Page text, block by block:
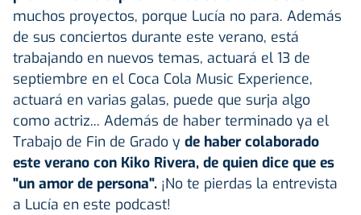
muchos proyectos, porque Lucía no para. Además
de sus conciertos durante este verano, está
trabajando en nuevos temas, actuará el 13 de
septiembre en el Coca Cola Music Experience,
actuará en varias galas, puede que surja algo
como actriz... Además de haber terminado ya el
Trabajo de Fin de Grado y de haber colaborado
este verano con Kiko Rivera, de quien dice que es
"un amor de persona". ¡No te pierdas la entrevista
a Lucía en este podcast!